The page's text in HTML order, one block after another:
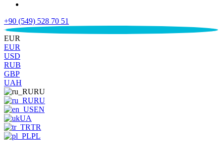
+90 (549) 528 70 51
€
EUR
EUR
USD
RUB
GBP
UAH
RU
RU
EN
UA
TR
PL